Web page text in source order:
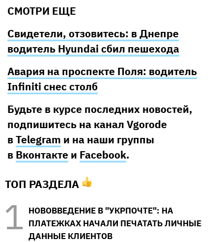
СМОТРИ ЕЩЕ
Свидетели, отзовитесь: в Днепре
водитель Hyundai сбил пешехода
Авария на проспекте Поля: водитель
Infiniti снес столб
Будьте в курсе последних новостей,
подпишитесь на канал Vgorode
вTelegram и на наши группы
в Вконтакте и Facebook.
ТОП РАЗДЕЛА
НОВОВВЕДЕНИЕ В "УКРПОЧТЕ": НА
ПЛАТЕЖКАХ НАЧАЛИ ПЕЧАТАТЬ ЛИЧНЫЕ
ДАННЫЕ КЛИЕНТОВ